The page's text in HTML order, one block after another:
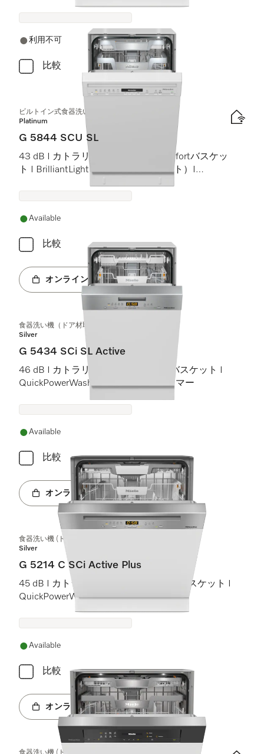
利用不可
比較
ビルトイン式食器洗い機（45 cm）
Platinum
G 5844 SCU SL
43 dB I カトラリートレイ I MaxiComfortバスケッ
ト I BrilliantLight（ブリリアントライト）I
Available
比較
オンラインショップへ
食器洗い機（ドア材取付専用タイプ、45 cm）
Silver
G 5434 SCi SL Active
46 dB I カトラリートレイ I Comfortバスケット I
QuickPowerWash I スタート予約タイマー
Available
比較
オンラインショップへ
食器洗い機 (ドア材取付専用タイプ)
Silver
G 5214 C SCi Active Plus
45 dB I カトラリートレイ I Comfort Cバスケット I
QuickPowerWash I AutoOpen
Available
比較
オンラインショップへ